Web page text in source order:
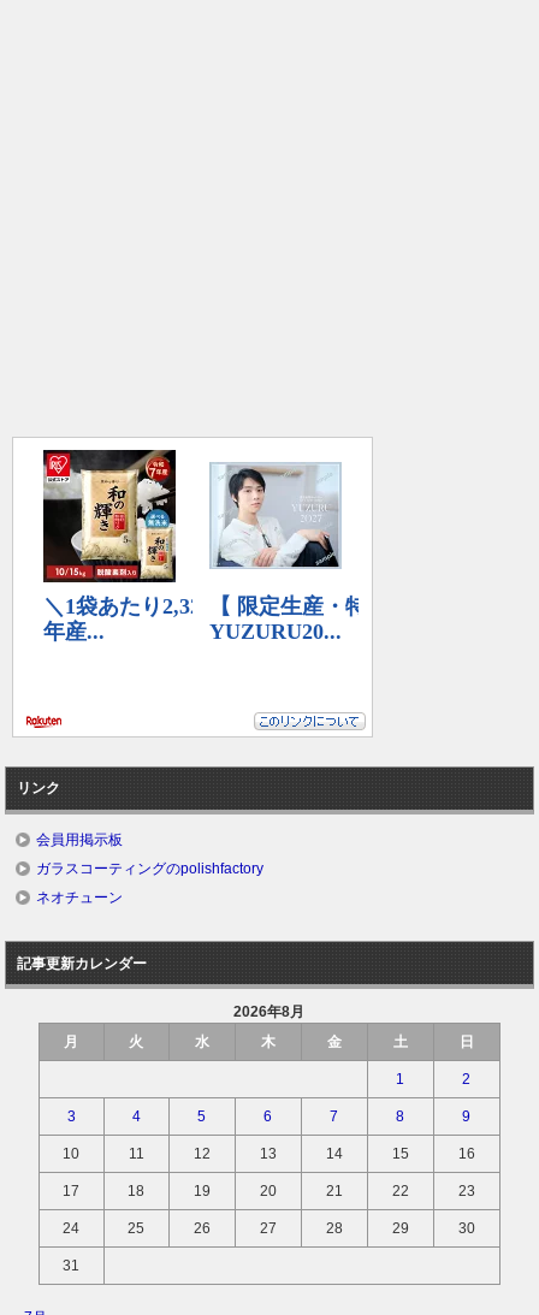
リンク
会員用掲示板
ガラスコーティングのpolishfactory
ネオチューン
記事更新カレンダー
2026年8月
月
火 水 木 金 土 日
1 2
3 4 5 6 7 8 9
10 11 12 13 14 15 16
17 18 19 20 21 22 23
24 25 26 27 28 29 30
31